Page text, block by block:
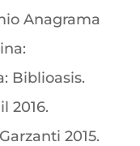
Anagrama
Biblioasis.
2016.
2015.